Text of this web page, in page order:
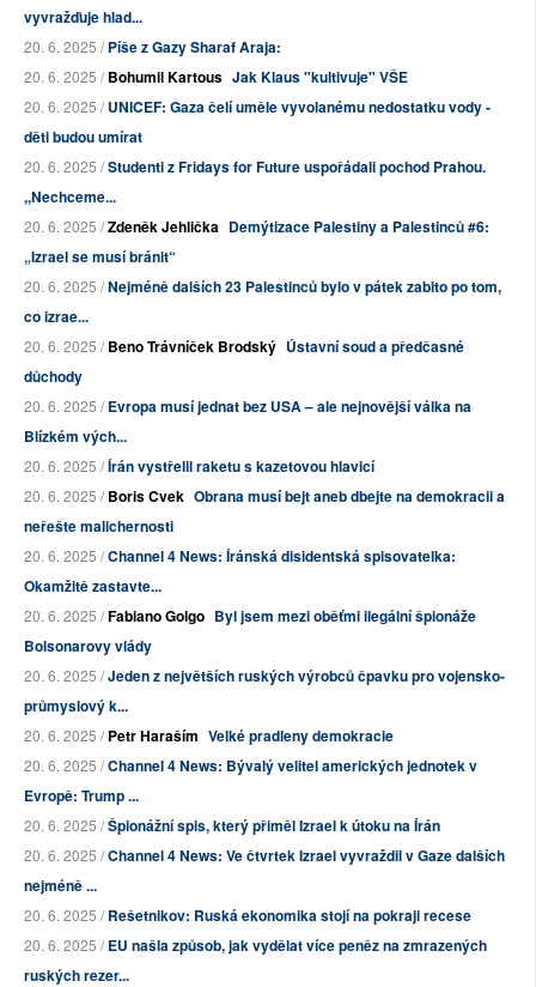
vyvražďuje hlad...
20. 6. 2025 /Píše z Gazy Sharaf Araja:
20. 6. 2025 /Bohumil Kartous Jak Klaus "kultivuje" VŠE
20. 6. 2025 /UNICEF: Gaza čelí uměle vyvolanému nedostatku vody -
děti budou umírat
20. 6. 2025 /Studenti z Fridays for Future uspořádali pochod Prahou.
,,Nechceme...
20. 6. 2025 /Zdeněk Jehlička Demýtizace Palestiny a Palestinců #6:
„Izrael se musí bránit“
20. 6. 2025 /Nejméně dalších 23 Palestinců bylo v pátek zabito po tom,
co izrae...
20. 6. 2025 /Beno Trávníček Brodský Ústavní soud a předčasné
důchody
20. 6. 2025 /Evropa musí jednat bez USA – ale nejnovější válka na
Blízkém vých...
20. 6. 2025 /Írán vystřelil raketu s kazetovou hlavicí
20. 6. 2025 /Boris Cvek Obrana musí bejt aneb dbejte na demokracii a
neřešte malichernosti
20. 6. 2025 /Channel 4 News: Íránská disidentská spisovatelka:
Okamžitě zastavte...
20. 6. 2025 /Fabiano Golgo Byl jsem mezi oběťmi ilegální špionáže
Bolsonarovy vlády
20. 6. 2025 /Jeden z největších ruských výrobců čpavku pro vojensko-
průmyslový k...
20. 6. 2025 /Petr Haraším Velké pradleny demokracie
20. 6. 2025 /Channel 4 News: Bývalý velitel amerických jednotek v
Evropě: Trump ...
20. 6. 2025 /Špionážní spis, který přiměl Izrael k útoku na Írán
20. 6. 2025 /Channel 4 News: Ve čtvrtek Izrael vyvraždil v Gaze dalších
nejméně ...
20. 6. 2025 /Rešetnikov: Ruská ekonomika stojí na pokraji recese
20. 6. 2025 /EU našla způsob, jak vydělat více peněz na zmrazených
ruských rezer...